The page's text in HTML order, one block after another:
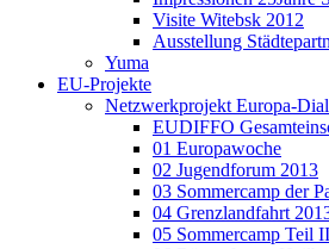
Visite Witebsk 2012
Ausstellung
Yuma
EU-Projekte
Netzwerkprojekt Europa-
EUDIFFO
01 Europawoche
02 Jugendforum 2013
03 Sommercamp der
04 Grenzlandfahrt
05 Sommercamp Teil